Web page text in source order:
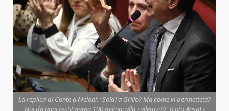
La replica di Conte a Meloni: "Soldi a Grillo? Ma come vi permettete?